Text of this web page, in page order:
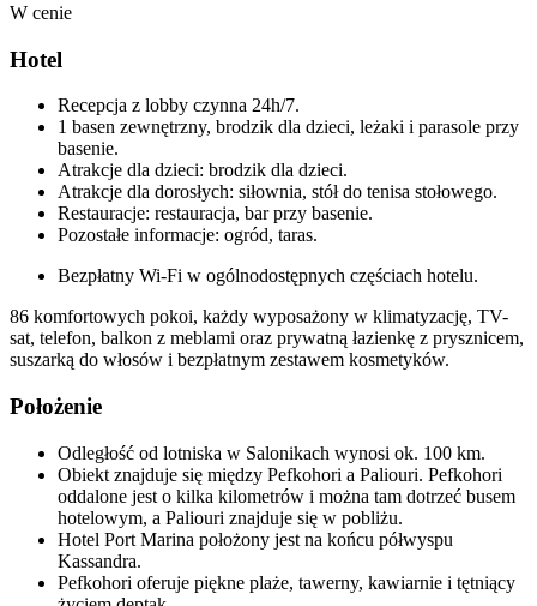
W cenie
Hotel
Recepcja z lobby czynna 24h/7.
1 basen zewnętrzny, brodzik dla dzieci, leżaki i parasole przy
basenie.
Atrakcje dla dzieci: brodzik dla dzieci.
Atrakcje dla dorosłych: siłownia, stół do tenisa stołowego.
Restauracje: restauracja, bar przy basenie.
Pozostałe informacje: ogród, taras.
Bezpłatny Wi-Fi w ogólnodostępnych częściach hotelu.
86 komfortowych pokoi, każdy wyposażony w klimatyzację, TV-
sat, telefon, balkon z meblami oraz prywatną łazienkę z prysznicem,
suszarką do włosów i bezpłatnym zestawem kosmetyków.
Położenie
Odległość od lotniska w Salonikach wynosi ok. 100 km.
Obiekt znajduje się między Pefkohori a Paliouri. Pefkohori
oddalone jest o kilka kilometrów i można tam dotrzeć busem
hotelowym, a Paliouri znajduje się w pobliżu.
Hotel Port Marina położony jest na końcu półwyspu
Kassandra.
Pefkohori oferuje piękne plaże, tawerny, kawiarnie i tętniący